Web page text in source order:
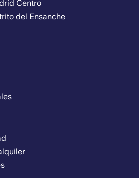
Centro
del Ensanche